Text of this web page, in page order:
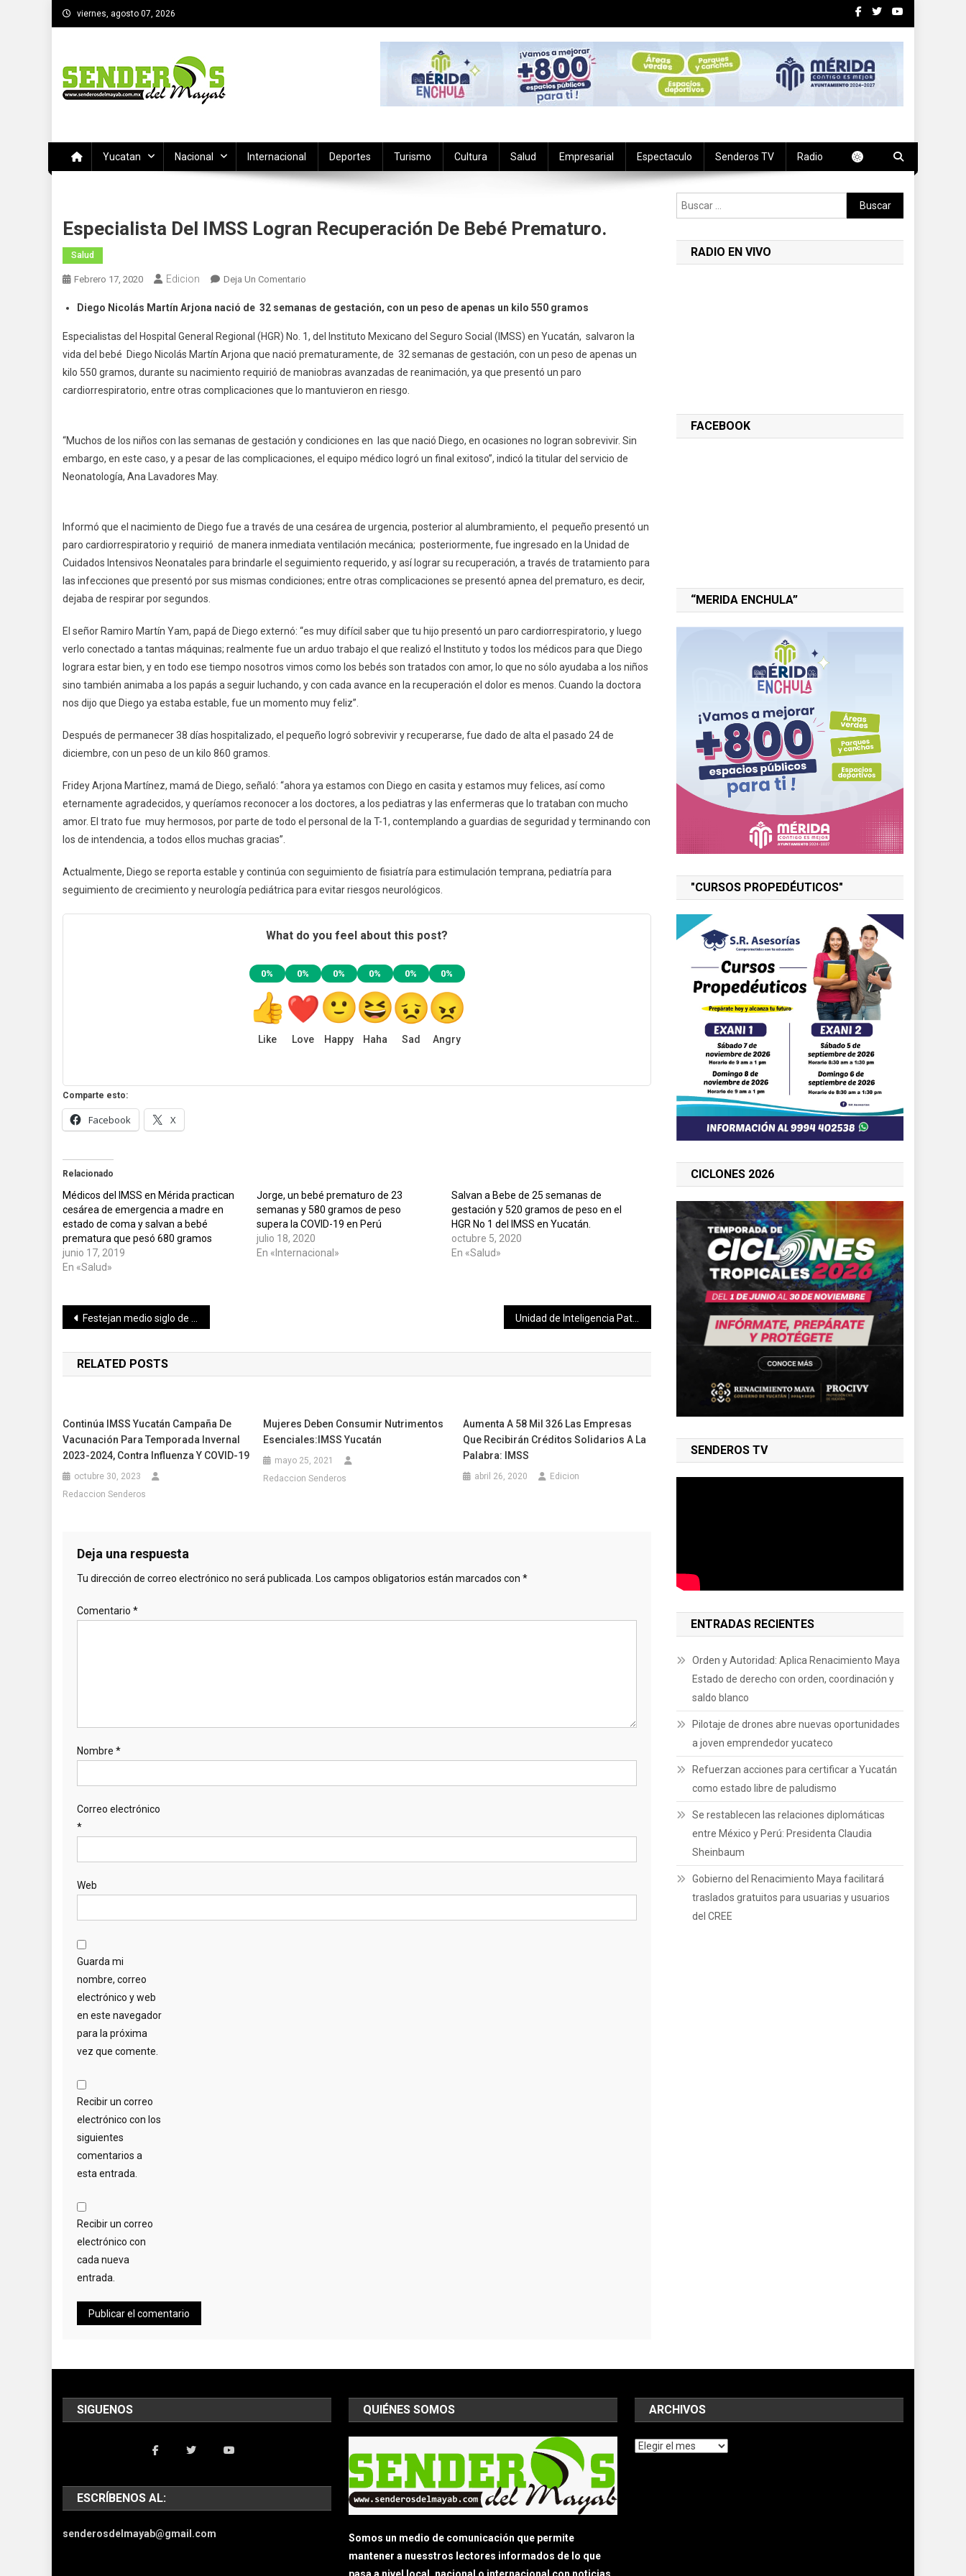
Saltar
al
viernes, agosto 07, 2026
Yucatan Nacional Internacional Deportes Turismo Cultura Salud Empresarial Espectaculo Senderos TV Radio
Especialista Del IMSS Logran Recuperación De Bebé Prematuro.
Salud
Febrero 17, 2020 Edicion Deja Un Comentario
Del
Logran
Recuperación
De
Bebé
Diego Nicolás Martín Arjona nació de 32 semanas de gestación, con un peso de apenas un kilo 550 gramos
Especialistas del Hospital General Regional (HGR) No. 1, del Instituto Mexicano del Seguro Social (IMSS) en Yucatán, salvaron la
vida del bebé Diego Nicolás Martín Arjona que nació prematuramente, de 32 semanas de gestación, con un peso de apenas un
kilo 550 gramos, durante su nacimiento requirió de maniobras avanzadas de reanimación, ya que presentó un paro
cardiorrespiratorio, entre otras complicaciones que lo mantuvieron en riesgo.
“Muchos de los niños con las semanas de gestación y condiciones en las que nació Diego, en ocasiones no logran sobrevivir. Sin
embargo, en este caso, y a pesar de las complicaciones, el equipo médico logró un final exitoso”, indicó la titular del servicio de
Neonatología, Ana Lavadores May.
Informó que el nacimiento de Diego fue a través de una cesárea de urgencia, posterior al alumbramiento, el pequeño presentó un
paro cardiorrespiratorio y requirió de manera inmediata ventilación mecánica; posteriormente, fue ingresado en la Unidad de
Cuidados Intensivos Neonatales para brindarle el seguimiento requerido, y así lograr su recuperación, a través de tratamiento para
las infecciones que presentó por sus mismas condiciones; entre otras complicaciones se presentó apnea del prematuro, es decir,
dejaba de respirar por segundos.
El señor Ramiro Martín Yam, papá de Diego externó: “es muy difícil saber que tu hijo presentó un paro cardiorrespiratorio, y luego
verlo conectado a tantas máquinas; realmente fue un arduo trabajo el que realizó el Instituto y todos los médicos para que Diego
lograra estar bien, y en todo ese tiempo nosotros vimos como los bebés son tratados con amor, lo que no sólo ayudaba a los niños
sino también animaba a los papás a seguir luchando, y con cada avance en la recuperación el dolor es menos. Cuando la doctora
nos dijo que Diego ya estaba estable, fue un momento muy feliz”.
Después de permanecer 38 días hospitalizado, el pequeño logró sobrevivir y recuperarse, fue dado de alta el pasado 24 de
diciembre, con un peso de un kilo 860 gramos.
Fridey Arjona Martínez, mamá de Diego, señaló: “ahora ya estamos con Diego en casita y estamos muy felices, así como
eternamente agradecidos, y queríamos reconocer a los doctores, a los pediatras y las enfermeras que lo trataban con mucho
amor. El trato fue muy hermosos, por parte de todo el personal de la T-1, contemplando a guardias de seguridad y terminando con
los de intendencia, a todos ellos muchas gracias”.
Actualmente, Diego se reporta estable y continúa con seguimiento de fisiatría para estimulación temprana, pediatría para
seguimiento de crecimiento y neurología pediátrica para evitar riesgos neurológicos.
What do you feel about this post?
0%
Like
0%
Love
0%
Happy
0%
Haha
0%
Sad
0%
Angry
Comparte esto:
Facebook X
Relacionado
Médicos del IMSS en Mérida practican
cesárea de emergencia a madre en
estado de coma y salvan a bebé
prematura que pesó 680 gramos
junio 17, 2019
En «Salud»
Jorge, un bebé prematuro de 23
semanas y 580 gramos de peso
supera la COVID-19 en Perú
julio 18, 2020
En «Internacional»
Salvan a Bebe de 25 semanas de
gestación y 520 gramos de peso en el
HGR No 1 del IMSS en Yucatán.
octubre 5, 2020
En «Salud»
Navegación
de
entradas
Festejan medio siglo de poner en alto la riqueza musical y dancística de Yucatán
RELATED POSTS
Continúa IMSS Yucatán Campaña De
Vacunación Para Temporada Invernal
2023-2024, Contra Influenza Y COVID-19
octubre 30, 2023
Redaccion Senderos
Mujeres Deben Consumir Nutrimentos
Esenciales:IMSS Yucatán
mayo 25, 2021
Redaccion Senderos
Aumenta A 58 Mil 326 Las Empresas
Que Recibirán Créditos Solidarios A La
Palabra: IMSS
abril 26, 2020 Edicion
Deja una respuesta
Tu dirección de correo electrónico no será publicada. Los campos obligatorios están marcados con *
Comentario *
Nombre *
Correo electrónico
*
Web
Guarda mi
nombre, correo
electrónico y web
en este navegador
para la próxima
vez que comente.
Recibir un correo
electrónico con los
siguientes
comentarios a
esta entrada.
Recibir un correo
electrónico con
cada nueva
entrada.
Buscar:
RADIO EN VIVO
FACEBOOK
“MERIDA ENCHULA”
"CURSOS PROPEDÉUTICOS"
CICLONES 2026
SENDEROS TV
ENTRADAS RECIENTES
Orden y Autoridad: Aplica Renacimiento Maya
Estado de derecho con orden, coordinación y
saldo blanco
Pilotaje de drones abre nuevas oportunidades
a joven emprendedor yucateco
Refuerzan acciones para certificar a Yucatán
como estado libre de paludismo
Se restablecen las relaciones diplomáticas
entre México y Perú: Presidenta Claudia
Sheinbaum
Gobierno del Renacimiento Maya facilitará
traslados gratuitos para usuarias y usuarios
del CREE
SIGUENOS
ESCRÍBENOS AL:
senderosdelmayab@gmail.com
QUIÉNES SOMOS
Somos un medio de comunicación que permite
mantener a nuesstros lectores informados de lo que
ARCHIVOS
Archivos